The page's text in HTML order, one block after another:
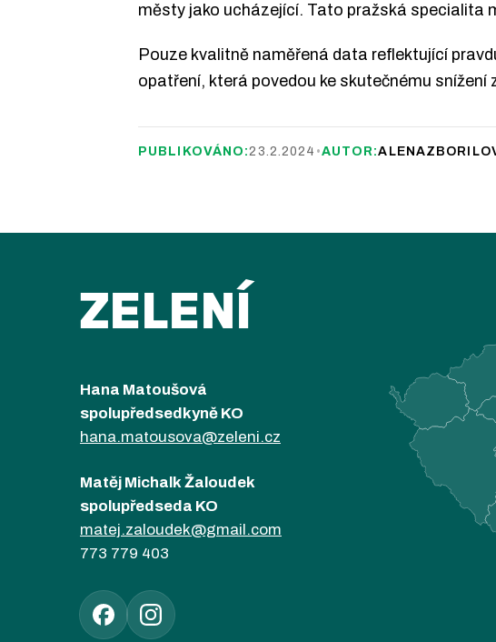
městy jako ucházející. Tato pražská specialita
Pouze kvalitně naměřená data reflektující
opatření, která povedou ke skutečnému
PUBLIKOVÁNO:23.2.2024 •AUTOR:
ZELENÍ
Hana Matoušová
spolupředsedkyně KO
hana.matousova@zeleni.cz
Matěj Michalk Žaloudek
spolupředseda KO
matej.zaloudek@gmail.com
773 779 403